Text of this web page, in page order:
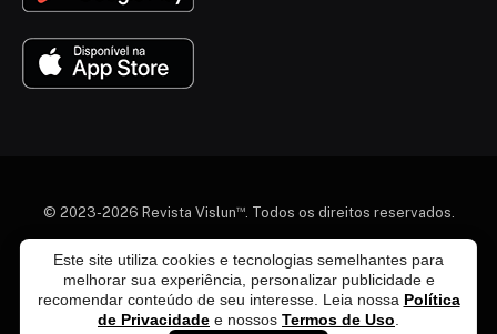
Este site utiliza cookies e tecnologias semelhantes para
melhorar sua experiência, personalizar publicidade e
recomendar conteúdo de seu interesse. Leia nossa Política
de Privacidade e nossos Termos de Uso
© 2023-2026 Revista Vislun™. Todos os direitos reservados.
Quem somos Colaboradores
Agenda Cultural
Termos e Condições
Política de Privacidade
Política de Exclusão de Dados
Política Editorial